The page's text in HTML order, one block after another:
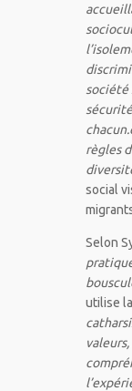
société
règles
social
Selon
utilise